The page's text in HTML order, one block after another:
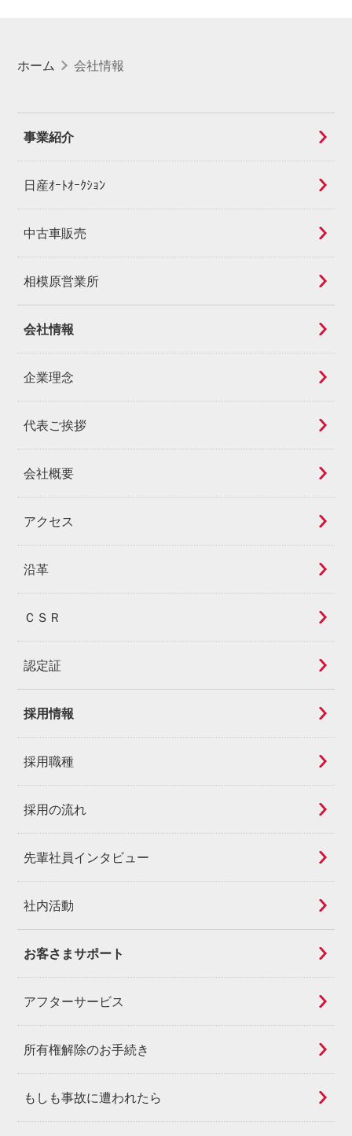
ホーム 会社情報
事業紹介
日産ｵｰﾄｵｰｸｼｮﾝ
中古車販売
相模原営業所
会社情報
企業理念
代表ご挨拶
会社概要
アクセス
沿革
ＣＳＲ
認定証
採用情報
採用職種
採用の流れ
先輩社員インタビュー
社内活動
お客さまサポート
アフターサービス
所有権解除のお手続き
もしも事故に遭われたら